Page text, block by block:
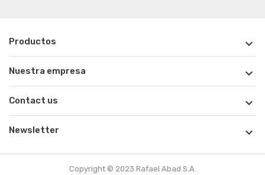
Productos 
Nuestra empresa 
Contact us 
Newsletter 
Copyright © 2023 Rafael Abad S.A.